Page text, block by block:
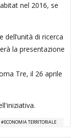
nel 2016, se
di ricerca
la presentazione
Tre, il 26 aprile
ECONOMIA TERRITORIALE